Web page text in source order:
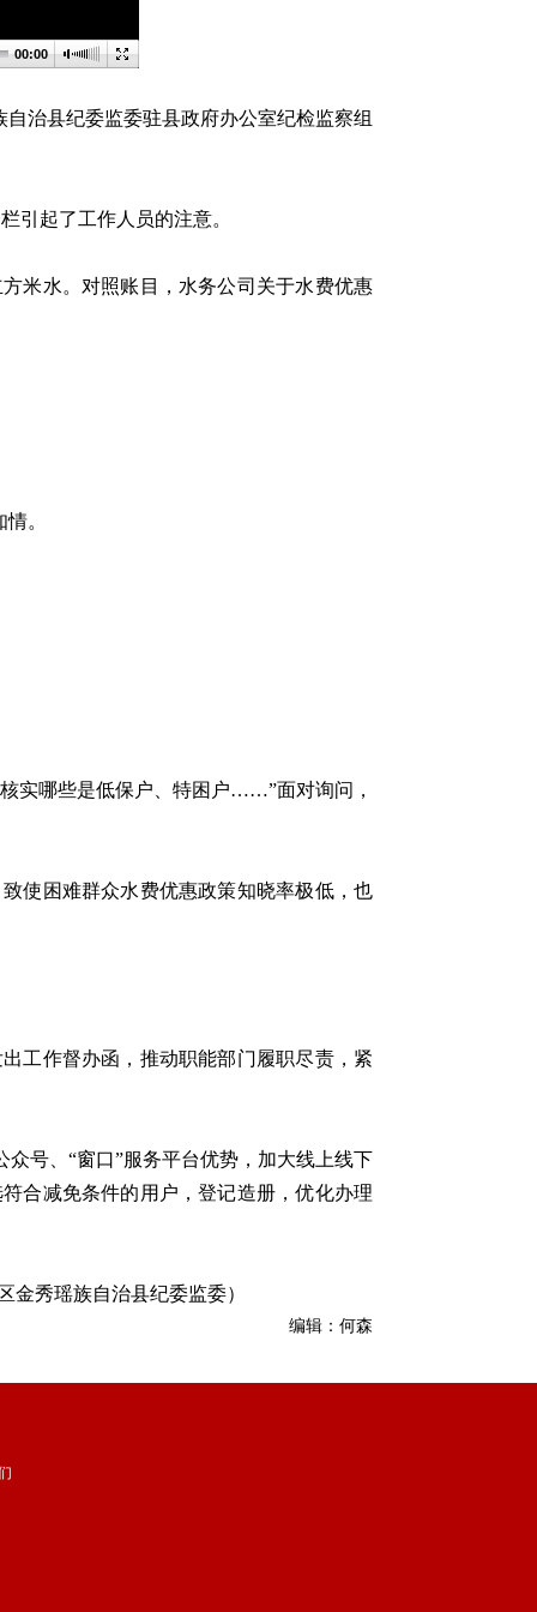
00:00
治县纪委监委驻县政府办公室纪检监察组
起了工作人员的注意。
米水。对照账目，水务公司关于水费优惠
。
实哪些是低保户、特困户……”面对询问，
使困难群众水费优惠政策知晓率极低，也
作督办函，推动职能部门履职尽责，紧
号、“窗口”服务平台优势，加大线上线下
合减免条件的用户，登记造册，优化办理
秀瑶族自治县纪委监委）
编辑：何森